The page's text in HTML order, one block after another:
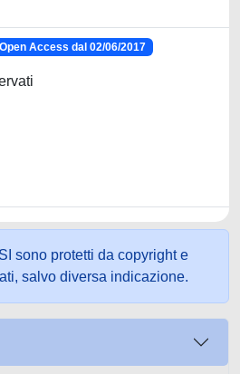
Open Access dal 02/06/2017
sono protetti da copyright e
salvo diversa indicazione.